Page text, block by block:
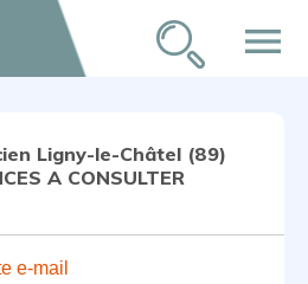
menu
Ligny-le-Châtel (89)
A CONSULTER
e-mail